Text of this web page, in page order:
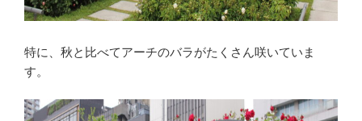
特に、秋と比べてアーチのバラがたくさん咲いていま
す。